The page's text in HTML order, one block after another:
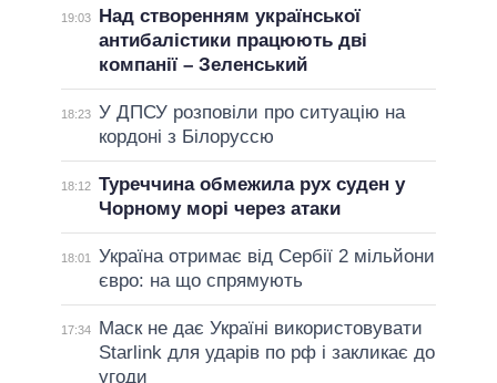
19:03
Над створенням української
антибалістики працюють дві
компанії – Зеленський
18:23 У ДПСУ розповіли про ситуацію на
кордоні з Білоруссю
18:12 Туреччина обмежила рух суден у
Чорному морі через атаки
18:01
Україна отримає від Сербії 2 мільйони
євро: на що спрямують
17:34
Маск не дає Україні використовувати
Starlink для ударів по рф і закликає до
угоди